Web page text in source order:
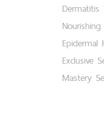
Dermatitis
Epidermal
Exclusive
Mastery